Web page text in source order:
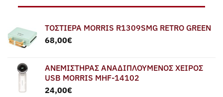
ΤΟΣΤΙΕΡΑ MORRIS R1309SMG RETRO GREEN
68,00€
ΑΝΕΜΙΣΤΗΡΑΣ ΑΝΑΔΙΠΛΟΥΜΕΝΟΣ ΧΕΙΡΟΣ
USB MORRIS MHF-14102
24,00€